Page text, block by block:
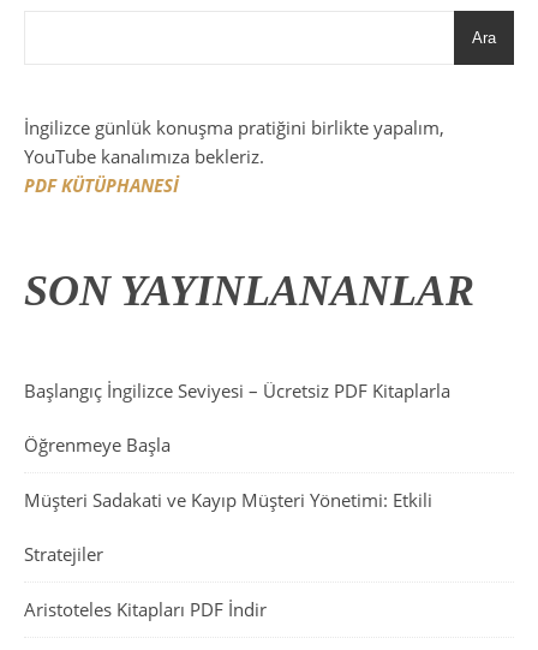
Ara
İngilizce günlük konuşma pratiğini birlikte yapalım,
YouTube kanalımıza bekleriz.
PDF KÜTÜPHANESİ
SON YAYINLANANLAR
Başlangıç İngilizce Seviyesi – Ücretsiz PDF Kitaplarla
Öğrenmeye Başla
Müşteri Sadakati ve Kayıp Müşteri Yönetimi: Etkili
Stratejiler
Aristoteles Kitapları PDF İndir